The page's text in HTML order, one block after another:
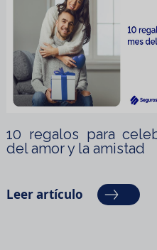
10 regalos para
del amor y la amistad
Leer artículo